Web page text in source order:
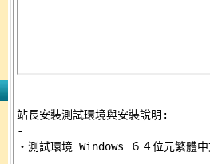
-
站長安裝測試環境與安裝說明:
-
‧測試環境 Windows ６４位元繁體